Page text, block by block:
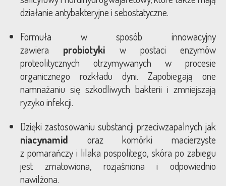
działanie antybakteryjne i sebostatyczne.
Formuła w sposób innowacyjny
zawiera probiotyki w postaci enzymów
proteolitycznych otrzymywanych w procesie
organicznego rozkładu dyni. Zapobiegają one
namnażaniu się szkodliwych bakterii i zmniejszają
ryzyko infekcji.
Dzięki zastosowaniu substancji przeciwzapalnych jak
niacynamid oraz komórki macierzyste
z pomarańczy i lilaka pospolitego, skóra po zabiegu
jest zmatowiona, rozjaśniona i odpowiednio
nawilżona.